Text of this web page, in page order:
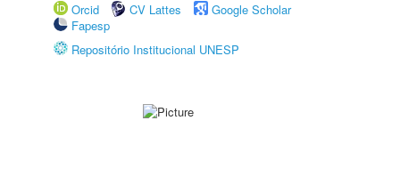
Orcid
CV Lattes
Google Scholar
Fapesp
Repositório Institucional UNESP